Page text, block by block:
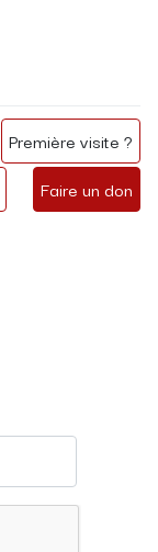
Faire un don
Première visite ?